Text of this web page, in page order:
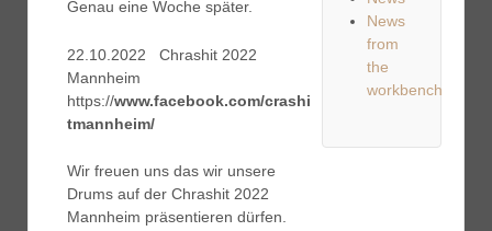
Genau eine Woche später.
22.10.2022 Chrashit 2022
Mannheim
https://www.facebook.com/crashi
tmannheim/
Wir freuen uns das wir unsere
Drums auf der Chrashit 2022
Mannheim präsentieren dürfen.
News
from
the
workbench